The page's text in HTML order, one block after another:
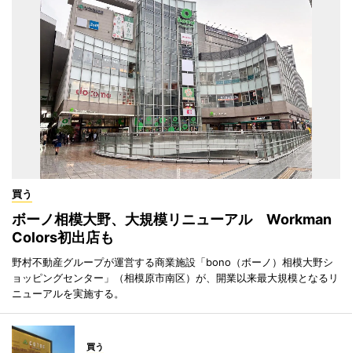
買う
ボーノ相模大野、大規模リニューアル Workman
Colors初出店も
野村不動産グループが運営する商業施設「bono（ボーノ）相模大野シ
ョッピングセンター」（相模原市南区）が、開業以来最大規模となるリ
ニューアルを実施する。
買う